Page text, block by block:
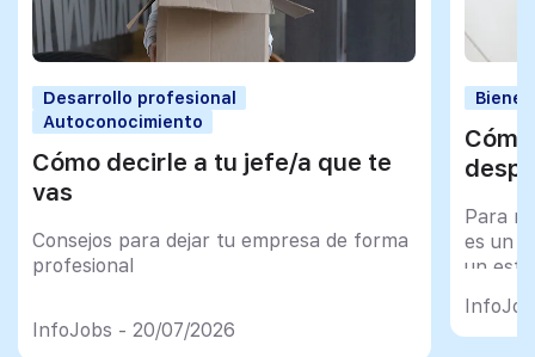
Desarrollo profesional
Autoconocimiento
Cómo decirle a tu jefe/a que te
vas
Consejos para dejar tu empresa de forma
profesional
InfoJobs - 20/07/2026
Para
es un
un